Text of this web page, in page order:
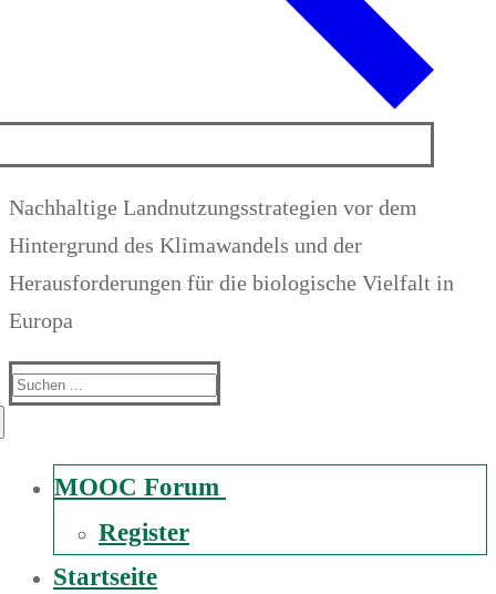
Nachhaltige Landnutzungsstrategien vor dem
Hintergrund des Klimawandels und der
Herausforderungen für die biologische Vielfalt in
Europa
Suchen
MOOC Forum
Register
Startseite